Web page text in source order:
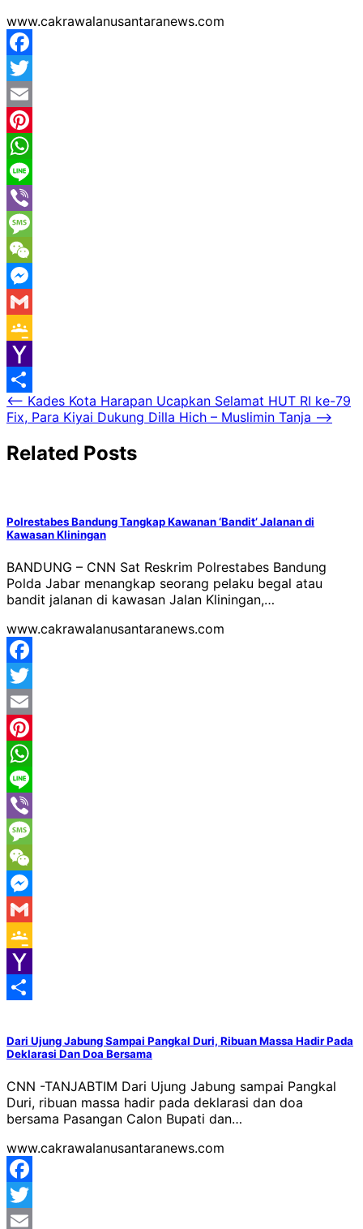
www.cakrawalanusantaranews.com
Facebook
Twitter
Email
Pinterest
WhatsApp
Line
Viber
Message
WeChat
Messenger
Gmail
Google
Classroom
Yahoo
Mail
Share
Navigasi
pos
⟵ Kades Kota Harapan Ucapkan Selamat HUT RI ke-79
Fix, Para Kiyai Dukung Dilla Hich – Muslimin Tanja ⟶
Related Posts
Polrestabes Bandung Tangkap Kawanan ‘Bandit’ Jalanan di
Kawasan Kliningan
BANDUNG – CNN Sat Reskrim Polrestabes Bandung
Polda Jabar menangkap seorang pelaku begal atau
bandit jalanan di kawasan Jalan Kliningan,…
www.cakrawalanusantaranews.com
Facebook
Twitter
Email
Pinterest
WhatsApp
Line
Viber
Message
WeChat
Messenger
Gmail
Google
Classroom
Yahoo
Dari Ujung Jabung Sampai Pangkal Duri, Ribuan Massa Hadir Pada
Deklarasi Dan Doa Bersama
CNN -TANJABTIM Dari Ujung Jabung sampai Pangkal
Duri, ribuan massa hadir pada deklarasi dan doa
bersama Pasangan Calon Bupati dan…
www.cakrawalanusantaranews.com
Facebook
Twitter